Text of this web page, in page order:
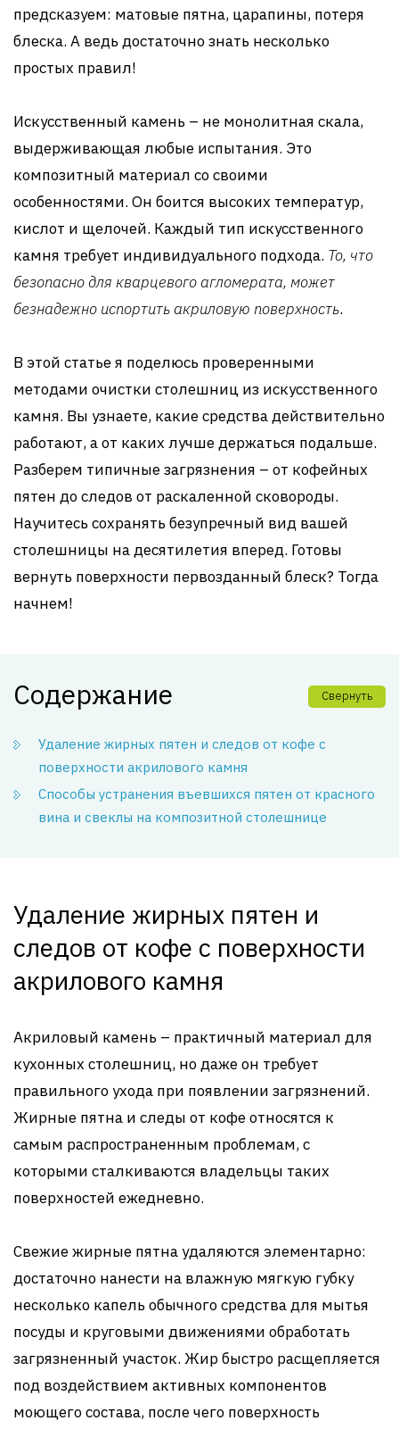
предсказуем: матовые пятна, царапины, потеря
блеска. А ведь достаточно знать несколько
простых правил!
Искусственный камень – не монолитная скала,
выдерживающая любые испытания. Это
композитный материал со своими
особенностями. Он боится высоких температур,
кислот и щелочей. Каждый тип искусственного
камня требует индивидуального подхода. То, что
безопасно для кварцевого агломерата, может
безнадежно испортить акриловую поверхность.
В этой статье я поделюсь проверенными
методами очистки столешниц из искусственного
камня. Вы узнаете, какие средства действительно
работают, а от каких лучше держаться подальше.
Разберем типичные загрязнения – от кофейных
пятен до следов от раскаленной сковороды.
Научитесь сохранять безупречный вид вашей
столешницы на десятилетия вперед. Готовы
вернуть поверхности первозданный блеск? Тогда
начнем!
Содержание Свернуть
Удаление жирных пятен и следов от кофе с
поверхности акрилового камня
Способы устранения въевшихся пятен от красного
вина и свеклы на композитной столешнице
Удаление жирных пятен и
следов от кофе с поверхности
акрилового камня
Акриловый камень – практичный материал для
кухонных столешниц, но даже он требует
правильного ухода при появлении загрязнений.
Жирные пятна и следы от кофе относятся к
самым распространенным проблемам, с
которыми сталкиваются владельцы таких
поверхностей ежедневно.
Свежие жирные пятна удаляются элементарно:
достаточно нанести на влажную мягкую губку
несколько капель обычного средства для мытья
посуды и круговыми движениями обработать
загрязненный участок. Жир быстро расщепляется
под воздействием активных компонентов
моющего состава, после чего поверхность